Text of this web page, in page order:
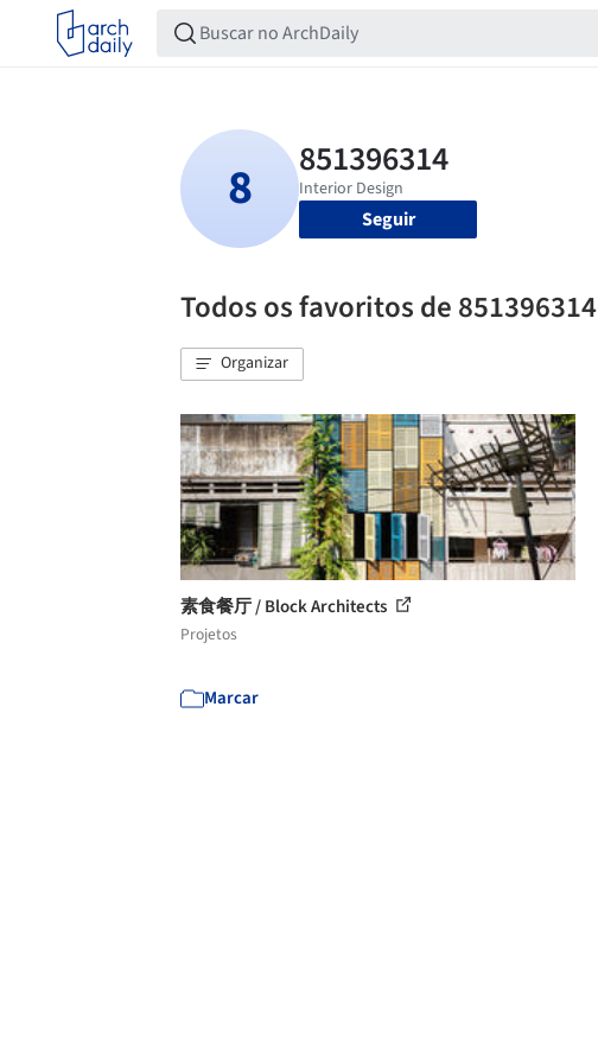
Seguir
Todos os favoritos de 851396314
Organizar
素食餐厅 / Block Architects
Projetos
Marcar